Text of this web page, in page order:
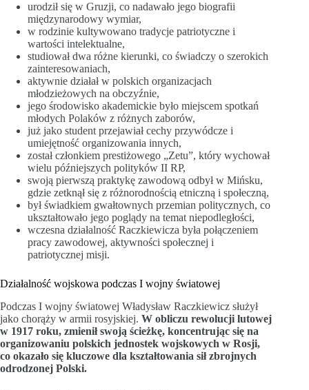
urodził się w Gruzji, co nadawało jego biografii
międzynarodowy wymiar,
w rodzinie kultywowano tradycje patriotyczne i
wartości intelektualne,
studiował dwa różne kierunki, co świadczy o szerokich
zainteresowaniach,
aktywnie działał w polskich organizacjach
młodzieżowych na obczyźnie,
jego środowisko akademickie było miejscem spotkań
młodych Polaków z różnych zaborów,
już jako student przejawiał cechy przywódcze i
umiejętność organizowania innych,
został członkiem prestiżowego „Zetu”, który wychował
wielu późniejszych polityków II RP,
swoją pierwszą praktykę zawodową odbył w Mińsku,
gdzie zetknął się z różnorodnością etniczną i społeczną,
był świadkiem gwałtownych przemian politycznych, co
ukształtowało jego poglądy na temat niepodległości,
wczesna działalność Raczkiewicza była połączeniem
pracy zawodowej, aktywności społecznej i
patriotycznej misji.
Działalność wojskowa podczas I wojny światowej
Podczas I wojny światowej Władysław Raczkiewicz służył
jako chorąży w armii rosyjskiej. W obliczu rewolucji lutowej
w 1917 roku, zmienił swoją ścieżkę, koncentrując się na
organizowaniu polskich jednostek wojskowych w Rosji,
co okazało się kluczowe dla kształtowania sił zbrojnych
odrodzonej Polski.